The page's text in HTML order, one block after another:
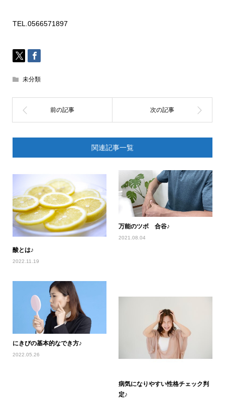
TEL.0566571897
未分類
関連記事一覧
酸とは♪
2022.11.19
万能のツボ 合谷♪
2021.08.04
にきびの基本的なでき方♪
2022.05.26
病気になりやすい性格チェック判
定♪